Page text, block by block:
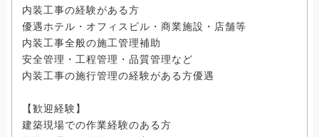
内装工事の経験がある方
優遇ホテル・オフィスビル・商業施設・店舗等
内装工事全般の施工管理補助
安全管理・工程管理・品質管理など
内装工事の施行管理の経験がある方優遇
【歓迎経験】
建築現場での作業経験のある方